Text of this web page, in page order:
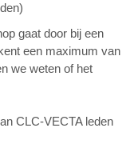
gaat door bij een
een maximum van
we weten of het
CLC-VECTA leden